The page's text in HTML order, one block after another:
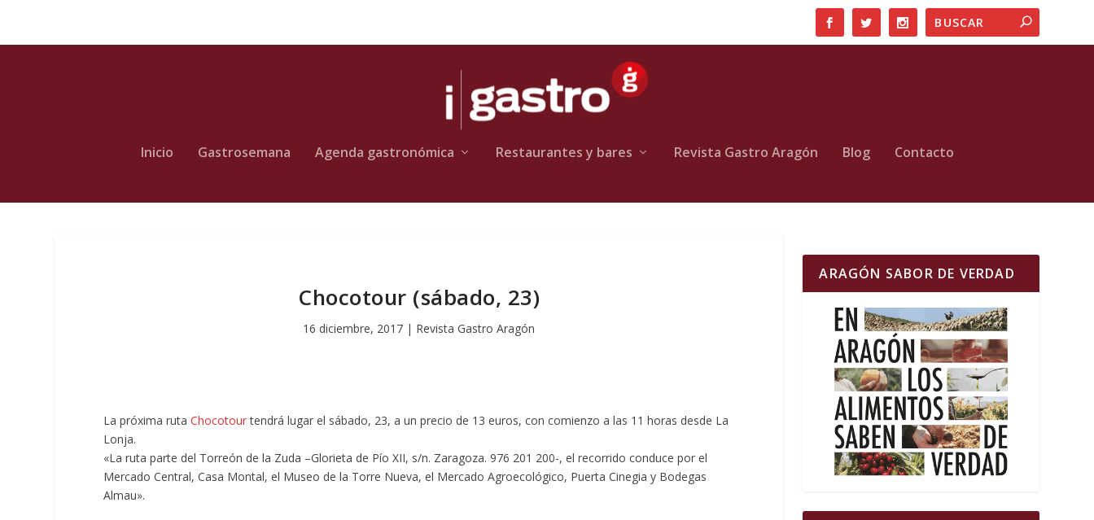
Inicio Gastrosemana Agenda gastronómica Restaurantes y bares Revista Gastro Aragón Blog Contacto
Chocotour (sábado, 23)
16 diciembre, 2017 | Revista Gastro Aragón
La próxima rutaChocotourtendrá lugar el sábado, 23, a un precio de 13 euros, con comienzo a las 11 horas desde La
Lonja.
«La ruta parte del Torreón de la Zuda –Glorieta de Pío XII, s/n. Zaragoza. 976 201 200-, el recorrido conduce por el
Mercado Central, Casa Montal, el Museo de la Torre Nueva, el Mercado Agroecológico, Puerta Cinegia y Bodegas
Almau».
ARAGÓN SABOR DE VERDAD